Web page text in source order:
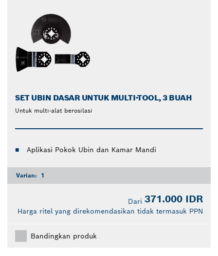
SET UBIN DASAR UNTUK MULTI-TOOL, 3 BUAH
Untuk multi-alat berosilasi
Aplikasi Pokok Ubin dan Kamar Mandi
Varian: 1
Dari 371.000 IDR
Harga ritel yang direkomendasikan tidak termasuk PPN
Bandingkan produk